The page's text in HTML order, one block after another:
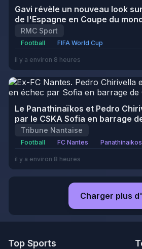
Gavi révèle un nouveau look
de l'Espagne en Coupe du
RMC Sport
Football FIFA World Cup
il y a environ 8 heures
Le Panathinaïkos et Pedro
par le CSKA Sofia en barrage
Tribune Nantaise
Football FC Nantes Panathinaikos
il y a environ 8 heures
Charger plus
Top Sports